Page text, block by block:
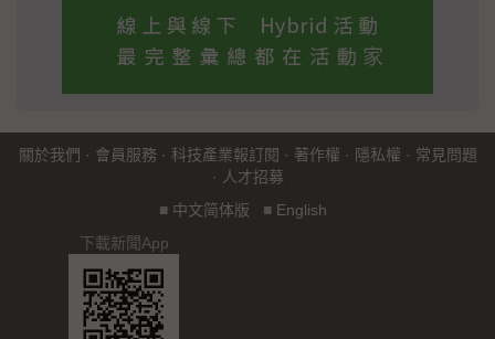
關於我們 · 會員服務 · 科技產業報訂閱 · 著作權 · 隱私權 · 常見問題
· 人才招募
■ 中文简体版 ■ English
下載新聞App